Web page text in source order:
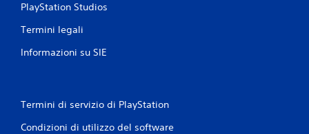
PlayStation Studios
Termini legali
Informazioni su SIE
Termini di servizio di PlayStation
Condizioni di utilizzo del software